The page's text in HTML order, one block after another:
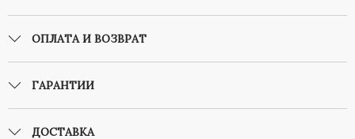
ОПЛАТА И ВОЗВРАТ
ГАРАНТИИ
ДОСТАВКА